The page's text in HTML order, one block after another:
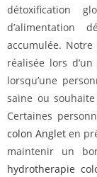
détoxification
d’alimentation
accumulée. Notre
réalisée lors
lorsqu’une
saine ou
Certaines
colon Anglet en
maintenir un
hydrotherapie